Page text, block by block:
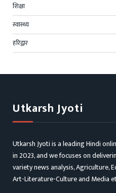
शिक्षा
स्वास्थ्य
हरिद्वार
Utkarsh Jyoti
Utkarsh Jyoti is a leading Hindi
in 2023, and we focuses on
variety news analysis, Agriculture,
Art-Literature-Culture and Media